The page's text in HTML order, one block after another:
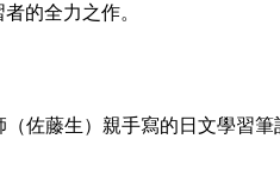
的全力之作。
佐藤生）親手寫的日文學習筆